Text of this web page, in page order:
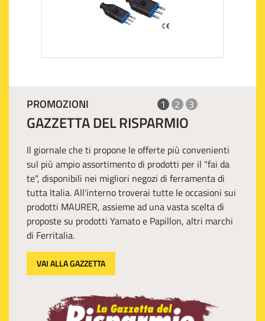
PROMOZIONI 1 2 3
GAZZETTA DEL RISPARMIO
Il giornale che ti propone le offerte più convenienti
sul più ampio assortimento di prodotti per il "fai da
te", disponibili nei migliori negozi di ferramenta di
tutta Italia. All'interno troverai tutte le occasioni sui
prodotti MAURER, assieme ad una vasta scelta di
proposte su prodotti Yamato e Papillon, altri marchi
di Ferritalia.
VAI ALLA GAZZETTA